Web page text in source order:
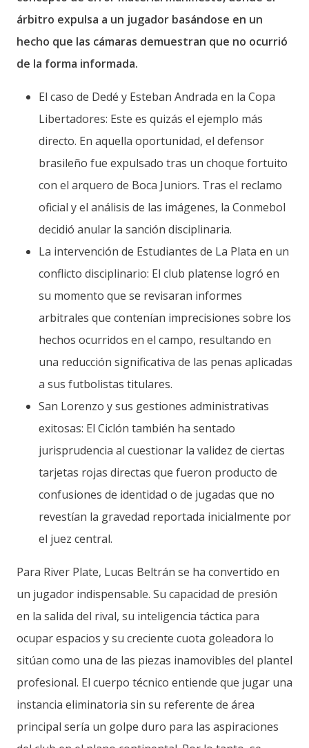
árbitro expulsa a un jugador basándose en un
hecho que las cámaras demuestran que no ocurrió
de la forma informada.
El caso de Dedé y Esteban Andrada en la Copa
Libertadores: Este es quizás el ejemplo más
directo. En aquella oportunidad, el defensor
brasileño fue expulsado tras un choque fortuito
con el arquero de Boca Juniors. Tras el reclamo
oficial y el análisis de las imágenes, la Conmebol
decidió anular la sanción disciplinaria.
La intervención de Estudiantes de La Plata en un
conflicto disciplinario: El club platense logró en
su momento que se revisaran informes
arbitrales que contenían imprecisiones sobre los
hechos ocurridos en el campo, resultando en
una reducción significativa de las penas aplicadas
a sus futbolistas titulares.
San Lorenzo y sus gestiones administrativas
exitosas: El Ciclón también ha sentado
jurisprudencia al cuestionar la validez de ciertas
tarjetas rojas directas que fueron producto de
confusiones de identidad o de jugadas que no
revestían la gravedad reportada inicialmente por
el juez central.
Para River Plate, Lucas Beltrán se ha convertido en
un jugador indispensable. Su capacidad de presión
en la salida del rival, su inteligencia táctica para
ocupar espacios y su creciente cuota goleadora lo
sitúan como una de las piezas inamovibles del plantel
profesional. El cuerpo técnico entiende que jugar una
instancia eliminatoria sin su referente de área
principal sería un golpe duro para las aspiraciones